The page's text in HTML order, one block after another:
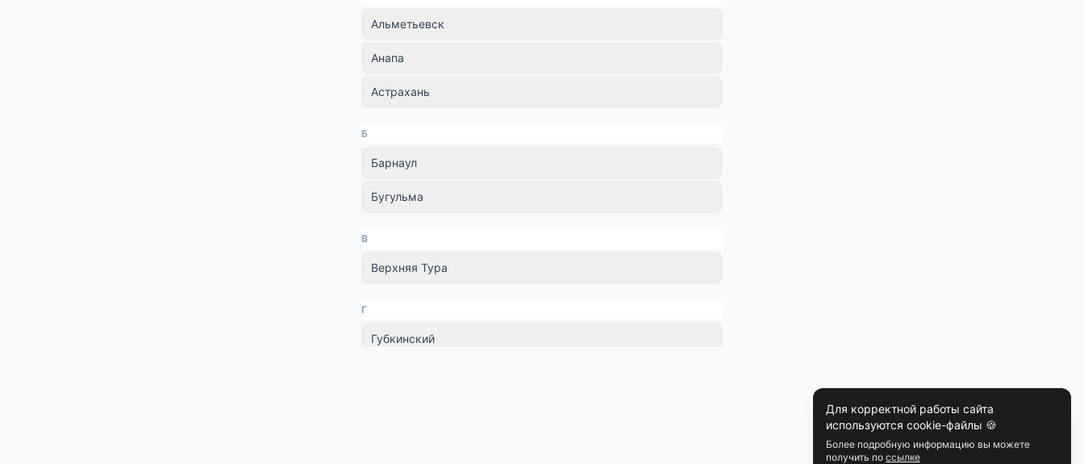
Для корректной работы сайта
используются cookie-файлы 🍪
Более подробную информацию вы можете
получить по ссылке
Альметьевск
Анапа
Астрахань
Б
Барнаул
Бугульма
В
Верхняя Тура
Г
Губкинский